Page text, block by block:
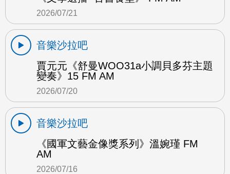
2026/07/21
音樂沙拉吧
賈元元《舒曼WOO31a小調貝多芬主題
變奏》15 FM AM
2026/07/20
音樂沙拉吧
《國軍文藝金像獎系列》溫婉瑾 FM
AM
2026/07/16